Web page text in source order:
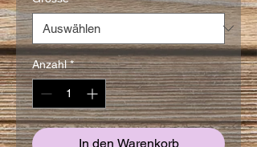
Anzahl *
In den Warenkorb